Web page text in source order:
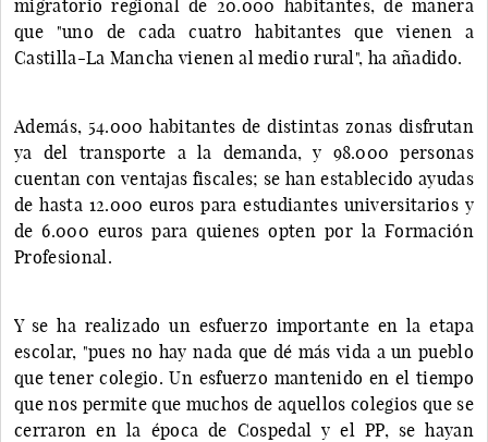
migratorio regional de 20.000 habitantes, de manera
que "uno de cada cuatro habitantes que vienen a
Castilla-La Mancha vienen al medio rural", ha añadido.
Además, 54.000 habitantes de distintas zonas disfrutan
ya del transporte a la demanda, y 98.000 personas
cuentan con ventajas fiscales; se han establecido ayudas
de hasta 12.000 euros para estudiantes universitarios y
de 6.000 euros para quienes opten por la Formación
Profesional.
Y se ha realizado un esfuerzo importante en la etapa
escolar, "pues no hay nada que dé más vida a un pueblo
que tener colegio. Un esfuerzo mantenido en el tiempo
que nos permite que muchos de aquellos colegios que se
cerraron en la época de Cospedal y el PP, se hayan